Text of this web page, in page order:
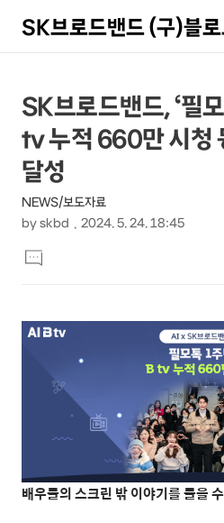
SK브로드밴드 (구)블로
상
세
컨
텐
츠
본
문
제
목
SK브로드밴드, ‘필
tv 누적 660만 시청
달성
NEWS/보도자료
by skbd 2024. 5. 24. 18:45
문
댓
글
배우들의 스크린 밖 이야기를 들을